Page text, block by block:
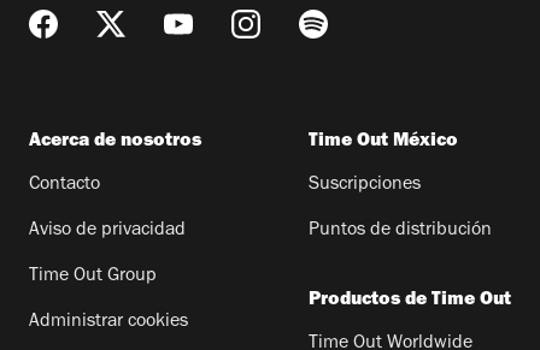
Acerca de nosotros
Contacto
Aviso de privacidad
Time Out Group
Administrar cookies
Time Out México
Suscripciones
Puntos de distribución
Productos de Time Out
Time Out Worldwide